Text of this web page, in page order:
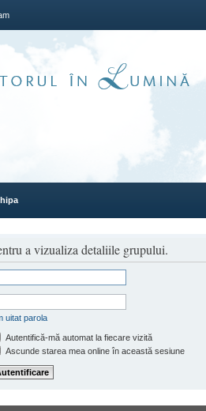
a vizualiza detaliile grupului.
uitat parola
Autentifică-mă automat la fiecare vizită
Ascunde starea mea online în această sesiune